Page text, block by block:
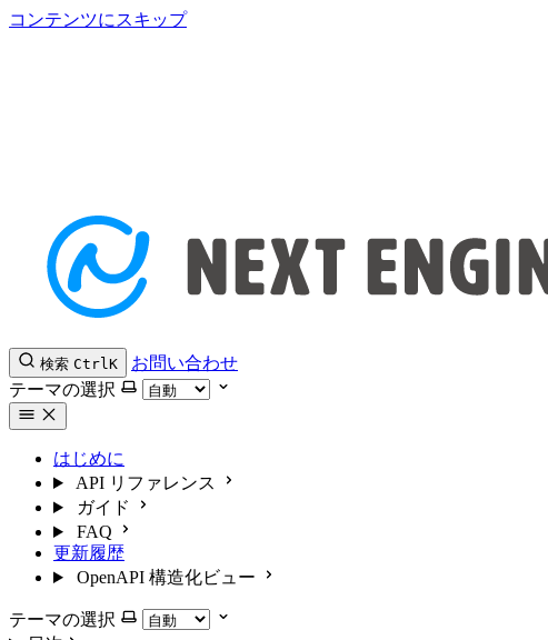
コンテンツにスキップ
検索 CtrlK
お問い合わせ
テーマの選択
はじめに
API リファレンス
ガイド
FAQ
更新履歴
OpenAPI 構造化ビュー
テーマの選択